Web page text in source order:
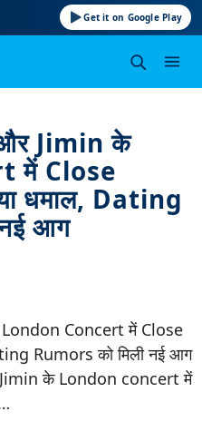
Get it on Google Play
Jimin के
में Close
धमाल, Dating
आग
Concert में Close
Rumors को मिली नई आग
के London concert में